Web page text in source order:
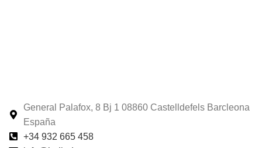
General Palafox, 8 Bj 1 08860 Castelldefels Barcleona
España
+34 932 665 458‬